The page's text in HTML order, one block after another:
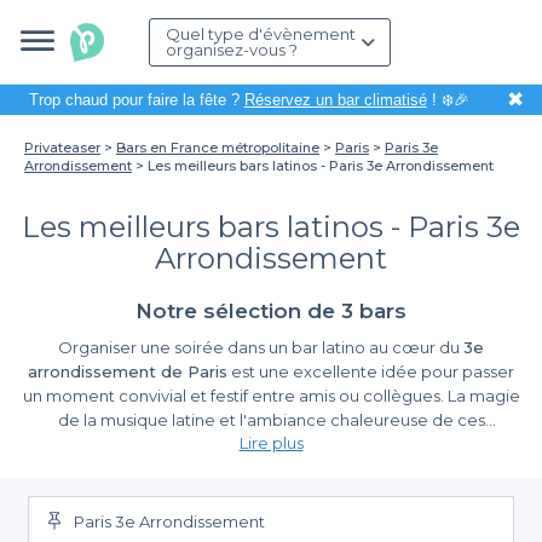
Quel type d'évènement
organisez-vous ?
Trop chaud pour faire la fête ? Réservez un bar climatisé! ❄️🎉 ✖
Privateaser Bars en France métropolitaine Paris
Paris 3e
Arrondissement
Les meilleurs bars latinos - Paris 3e Arrondissement
Les meilleurs bars latinos - Paris 3e
Arrondissement
Notre sélection de 3 bars
Organiser une soirée dans un bar latino au cœur du 3e
arrondissement de Paris est une excellente idée pour passer
un moment convivial et festif entre amis ou collègues. La magie
de la musique latine et l'ambiance chaleureuse de ces
établissements sont un véritable atout pour animer vos
simplement une sortie entre amis, ces bars sont l'endroit parfait
pour profiter de l'ambiance vibrante de la ville tout en
La simplicité de la réservation avec Privateaser
Nous savons que planifier un événement peut nécessiter une
Lire plus
Paris 3e Arrondissement